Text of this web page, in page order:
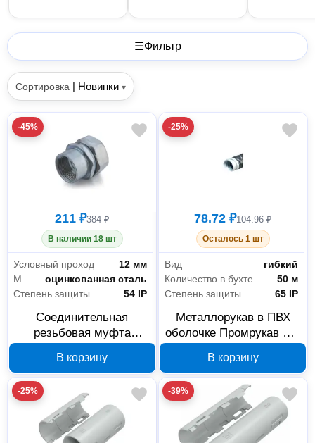
☰Фильтр
Сортировка | Новинки ▾
-45%
211 ₽384 ₽
В наличии 18 шт
Условный проход
12 мм
оцинкованная сталь
Степень защиты
54 IP
Соединительная
резьбовая муфта
PR08.2982 К-12
В корзину
-25%
78.72 ₽104.96 ₽
Осталось 1 шт
Вид
гибкий
Количество в бухте
50 м
Степень защиты
65 IP
Металлорукав в ПВХ
оболочке Промрукав Р3-
В корзину
-25% -39%